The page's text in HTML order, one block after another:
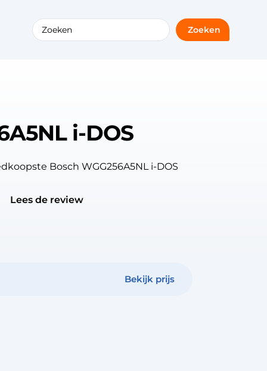
Zoeken
i-DOS
Bosch WGG256A5NL i-DOS
Lees de review
Bekijk prijs